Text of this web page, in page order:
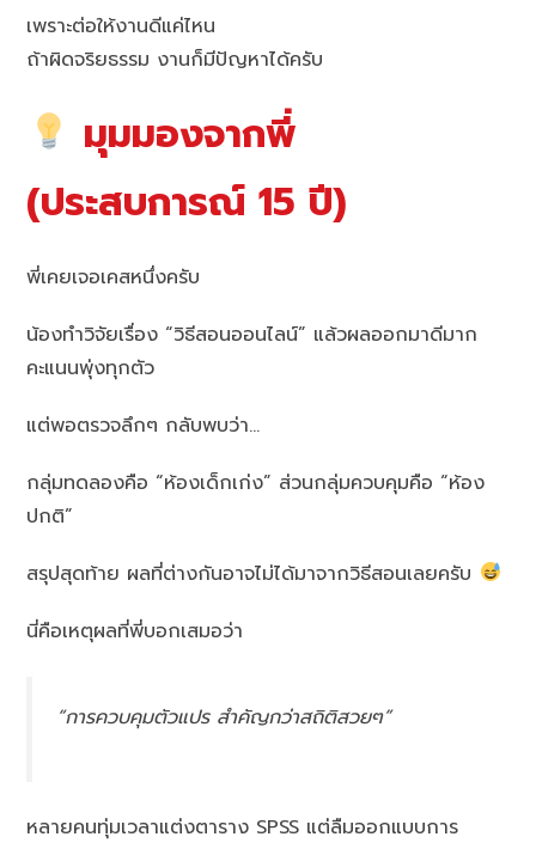
เพราะต่อให้งานดีแค่ไหน
ถ้าผิดจริยธรรม งานก็มีปัญหาได้ครับ
มุมมองจากพี่
(ประสบการณ์ 15 ปี)
พี่เคยเจอเคสหนึ่งครับ
น้องทำวิจัยเรื่อง “วิธีสอนออนไลน์” แล้วผลออกมาดีมาก
คะแนนพุ่งทุกตัว
แต่พอตรวจลึกๆ กลับพบว่า…
กลุ่มทดลองคือ “ห้องเด็กเก่ง” ส่วนกลุ่มควบคุมคือ “ห้อง
ปกติ”
สรุปสุดท้าย ผลที่ต่างกันอาจไม่ได้มาจากวิธีสอนเลยครับ
นี่คือเหตุผลที่พี่บอกเสมอว่า
“การควบคุมตัวแปร สำคัญกว่าสถิติสวยๆ”
หลายคนทุ่มเวลาแต่งตาราง SPSS แต่ลืมออกแบบการ